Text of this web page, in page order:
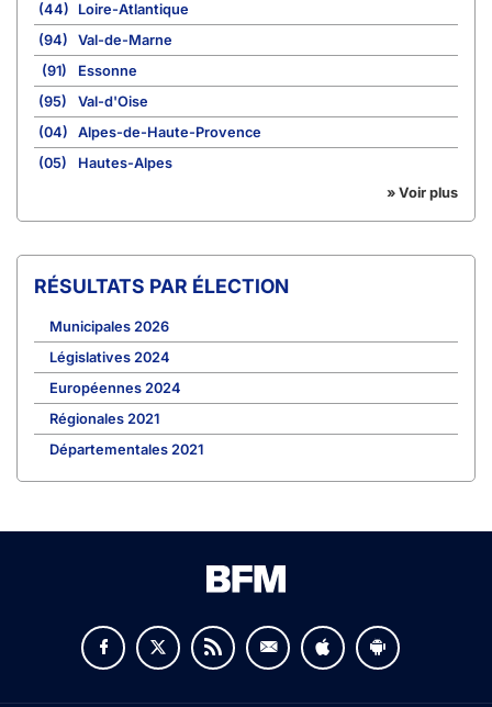
(44)
Loire-Atlantique
(94)
Val-de-Marne
(91)
Essonne
(95)
Val-d'Oise
(04)
Alpes-de-Haute-Provence
(05)
Hautes-Alpes
» Voir plus
RÉSULTATS PAR ÉLECTION
Municipales 2026
Législatives 2024
Européennes 2024
Régionales 2021
Départementales 2021